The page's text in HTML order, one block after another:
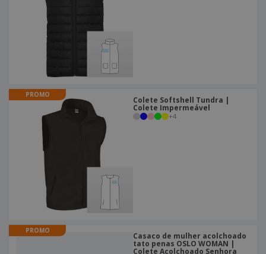
PROMO
Colete Softshell Tundra |
Colete Impermeável
+4
PROMO
Casaco de mulher acolchoado
tato penas OSLO WOMAN |
Colete Acolchoado Senhora